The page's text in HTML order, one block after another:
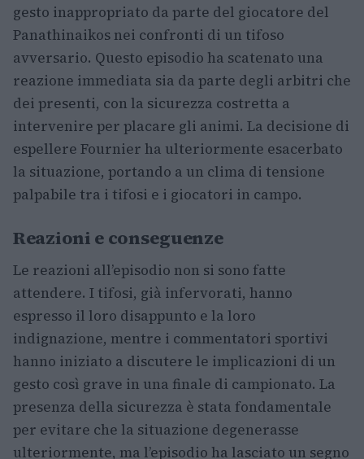
gesto inappropriato da parte del giocatore del
Panathinaikos nei confronti di un tifoso
avversario. Questo episodio ha scatenato una
reazione immediata sia da parte degli arbitri che
dei presenti, con la sicurezza costretta a
intervenire per placare gli animi. La decisione di
espellere Fournier ha ulteriormente esacerbato
la situazione, portando a un clima di tensione
palpabile tra i tifosi e i giocatori in campo.
Reazioni e conseguenze
Le reazioni all’episodio non si sono fatte
attendere. I tifosi, già infervorati, hanno
espresso il loro disappunto e la loro
indignazione, mentre i commentatori sportivi
hanno iniziato a discutere le implicazioni di un
gesto così grave in una finale di campionato. La
presenza della sicurezza è stata fondamentale
per evitare che la situazione degenerasse
ulteriormente, ma l’episodio ha lasciato un segno